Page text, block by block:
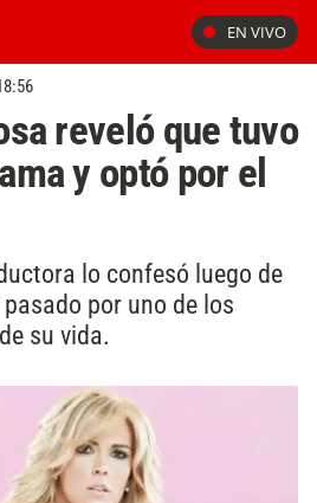
EN VIVO
reveló que tuvo
y optó por el
lo confesó luego de
por uno de los
su vida.